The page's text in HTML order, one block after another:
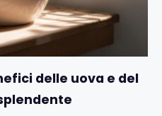
delle uova e del